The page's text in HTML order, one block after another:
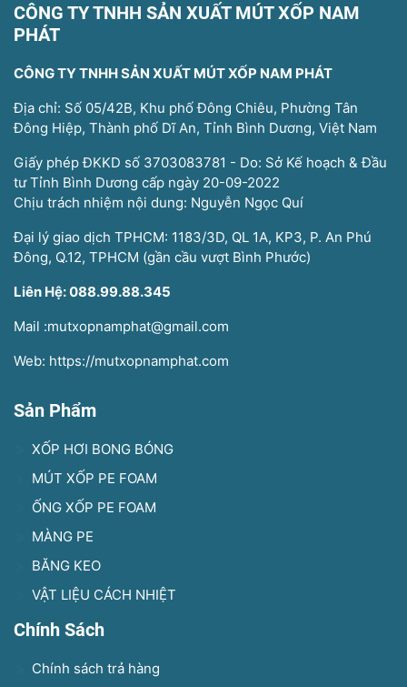
CÔNG TY TNHH SẢN XUẤT MÚT XỐP NAM
PHÁT
CÔNG TY TNHH SẢN XUẤT MÚT XỐP NAM PHÁT
Địa chỉ: Số 05/42B, Khu phố Đông Chiêu, Phường Tân
Đông Hiệp, Thành phố Dĩ An, Tỉnh Bình Dương, Việt Nam
Giấy phép ĐKKD số 3703083781 - Do: Sở Kế hoạch & Đầu
tư Tỉnh Bình Dương cấp ngày 20-09-2022
Chịu trách nhiệm nội dung: Nguyễn Ngọc Quí
Đại lý giao dịch TPHCM: 1183/3D, QL 1A, KP3, P. An Phú
Đông, Q.12, TPHCM (gần cầu vượt Bình Phước)
Liên Hệ: 088.99.88.345
Mail :mutxopnamphat@gmail.com
Web: https://mutxopnamphat.com
Sản Phẩm
XỐP HƠI BONG BÓNG
MÚT XỐP PE FOAM
ỐNG XỐP PE FOAM
MÀNG PE
BĂNG KEO
VẬT LIỆU CÁCH NHIỆT
Chính Sách
Chính sách trả hàng